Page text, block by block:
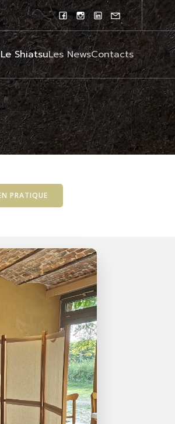
Le ShiatsuLes NewsContacts
PRATIQUE